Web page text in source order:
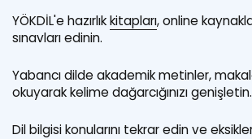
YÖKDİL'e hazırlıkkitapları, online
sınavları edinin.
Yabancı dilde akademik metinler,
okuyarak kelime dağarcığınızı genişletin.
Dil bilgisi konularını tekrar edin ve